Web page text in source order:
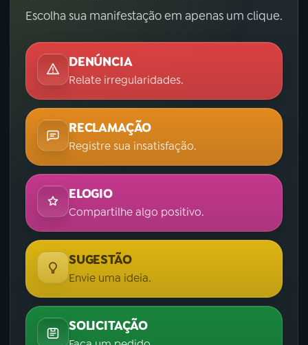
Escolha sua manifestação em apenas um clique.
DENÚNCIA
Relate irregularidades.
RECLAMAÇÃO
Registre sua insatisfação.
ELOGIO
Compartilhe algo positivo.
SUGESTÃO
Envie uma ideia.
SOLICITAÇÃO